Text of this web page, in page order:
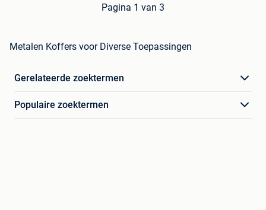
Pagina 1 van 3
Metalen Koffers voor Diverse Toepassingen
Gerelateerde zoektermen
Populaire zoektermen